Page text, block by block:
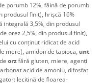
porumb 12%, făină de porumb
produsul finit), hrișcă 16%
integrală 3,5%, din produsul
orez 2,5%, din produsul finit),
cu conținut ridicat de acid
mere), amidon de tapioca, unt
orzfără gluten, miere, agenți
acid de amoniu, difosfat
lecitină de floarea-